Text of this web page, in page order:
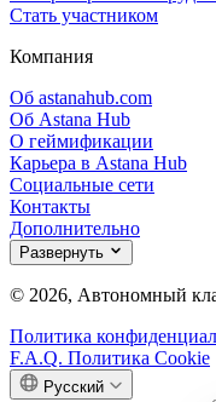
Стать участником
Компания
Об astanahub.com
Об Astana Hub
О геймификации
Карьера в Astana Hub
Социальные сети
Контакты
Дополнительно
Развернуть
© 2026, Автономный
Политика
F.A.Q. Политика Cookie
Русский